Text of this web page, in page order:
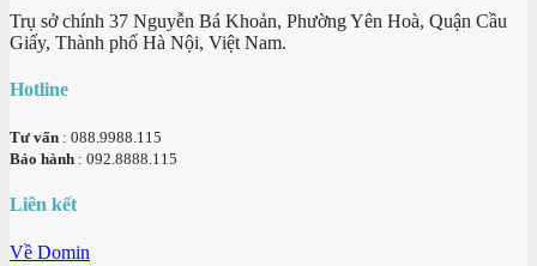
Trụ sở chính 37 Nguyễn Bá Khoản, Phường Yên Hoà, Quận Cầu
Giấy, Thành phố Hà Nội, Việt Nam.
Hotline
Tư vấn : 088.9988.115
Bảo hành : 092.8888.115
Liên kết
Về Domin